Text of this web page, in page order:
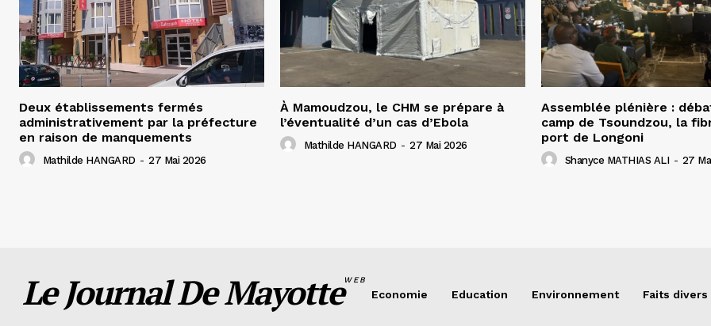
Deux établissements fermés
administrativement par la préfecture
en raison de manquements
Mathilde HANGARD - 27 Mai 2026
À Mamoudzou, le CHM se prépare à
l’éventualité d’un cas d’Ebola
Mathilde HANGARD - 27 Mai 2026
Assemblée plénière :
camp de Tsoundzou, la
port de Longoni
Shanyce MATHIAS ALI - 27
Le Journal De MayotteWEB
Economie Education Environnement Faits divers